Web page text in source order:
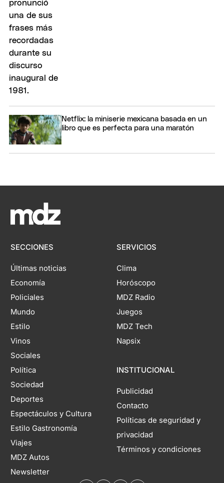
Netflix: la miniserie mexicana basada en un
libro que es perfecta para una maratón
SECCIONES
Últimas noticias
Economía
Policiales
Mundo
Estilo
Vinos
Sociales
Política
Sociedad
Deportes
Espectáculos y Cultura
Estilo Gastronomía
Viajes
MDZ Autos
Newsletter
SERVICIOS
Clima
Horóscopo
MDZ Radio
Juegos
MDZ Tech
Napsix
INSTITUCIONAL
Publicidad
Contacto
Políticas de seguridad y
privacidad
Términos y condiciones